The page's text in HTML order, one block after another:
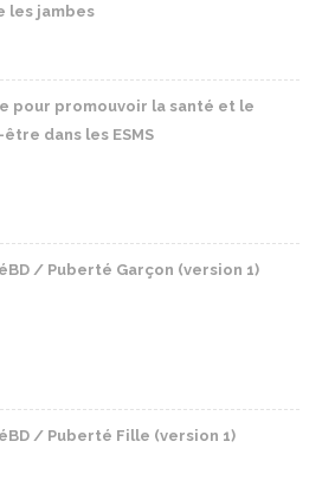
les jambes
pour promouvoir la santé et le
dans les ESMS
/ Puberté Garçon (version 1)
/ Puberté Fille (version 1)